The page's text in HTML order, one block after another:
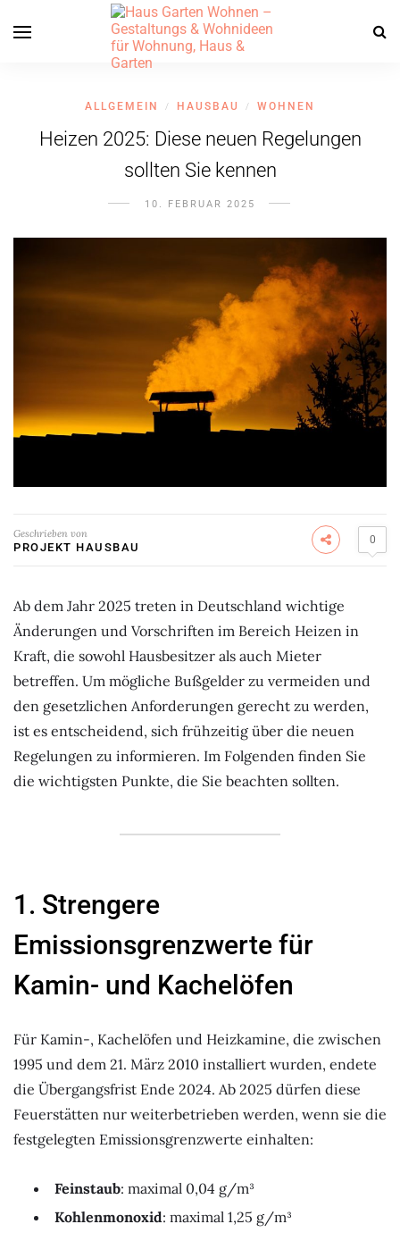
ALLGEMEIN / HAUSBAU / WOHNEN
Heizen 2025: Diese neuen Regelungen
sollten Sie kennen
10. FEBRUAR 2025
Geschrieben von
PROJEKT HAUSBAU
0
Ab dem Jahr 2025 treten in Deutschland wichtige
Änderungen und Vorschriften im Bereich Heizen in
Kraft, die sowohl Hausbesitzer als auch Mieter
betreffen. Um mögliche Bußgelder zu vermeiden und
den gesetzlichen Anforderungen gerecht zu werden,
ist es entscheidend, sich frühzeitig über die neuen
Regelungen zu informieren. Im Folgenden finden Sie
die wichtigsten Punkte, die Sie beachten sollten.
1. Strengere
Emissionsgrenzwerte für
Kamin- und Kachelöfen
Für Kamin-, Kachelöfen und Heizkamine, die zwischen
1995 und dem 21. März 2010 installiert wurden, endete
die Übergangsfrist Ende 2024. Ab 2025 dürfen diese
Feuerstätten nur weiterbetrieben werden, wenn sie die
festgelegten Emissionsgrenzwerte einhalten:
Feinstaub: maximal 0,04 g/m³
Kohlenmonoxid: maximal 1,25 g/m³